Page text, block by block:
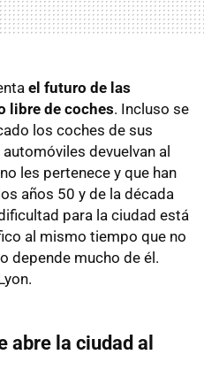
el futuro de las
libre de coches. Incluso se
los coches de sus
devuelvan al
les pertenece y que han
años 50 y de la década
para la ciudad está
al mismo tiempo que no
depende mucho de él.
abre la ciudad al